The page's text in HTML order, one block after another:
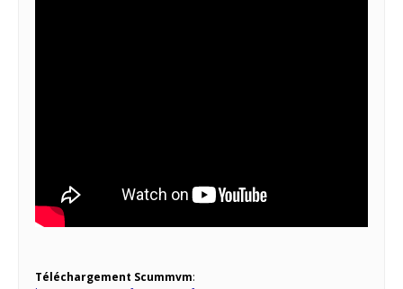
Téléchargement Scummvm: